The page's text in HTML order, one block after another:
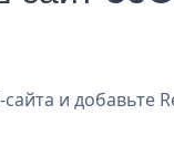
и добавьте